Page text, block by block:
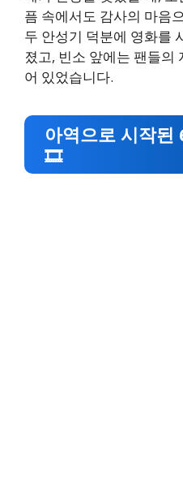
픔 속에서도 감사의 마음
두 안성기 덕분에 영화를
졌고, 빈소 앞에는 팬들의
어 있었습니다.
아역으로 시작된
🎞️